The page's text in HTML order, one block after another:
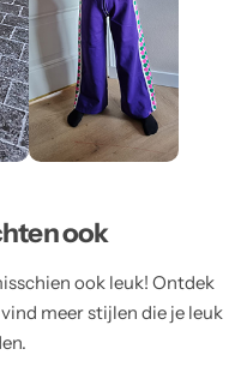
ook
ook leuk! Ontdek
meer stijlen die je leuk